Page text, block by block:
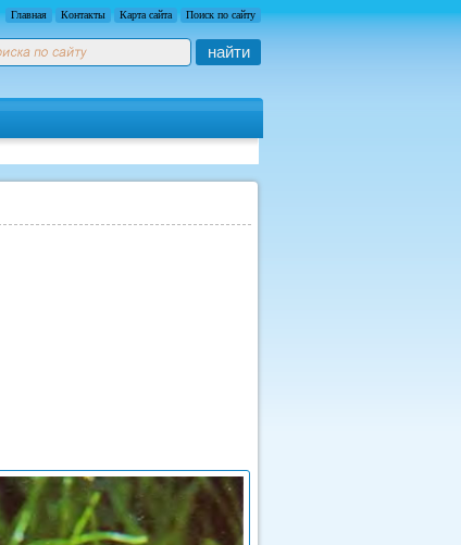
Главная Контакты Карта сайта Поиск по сайту
найти